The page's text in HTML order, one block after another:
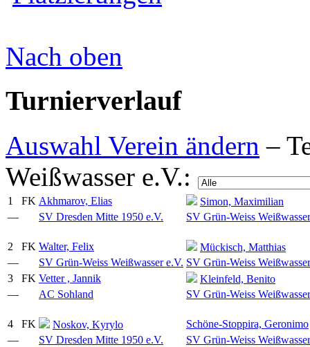
Nach oben
Turnierverlauf
Auswahl Verein ändern –
Weißwasser e.V.:
1 FK Akhmarov, Elias
Simon, Maximilian
—
SV Dresden Mitte 1950 e.V. SV Grün-Weiss
2 FK Walter, Felix
Mückisch, Matthias
—
SV Grün-Weiss Weißwasser e.V. SV Grün-Weiss
3
FK Vetter , Jannik
Kleinfeld, Benito
—
AC Sohland SV Grün-Weiss
4 FK Noskov, Kyrylo
Schöne-Stoppira, Geronimo
—
SV Dresden Mitte 1950 e.V. SV Grün-Weiss